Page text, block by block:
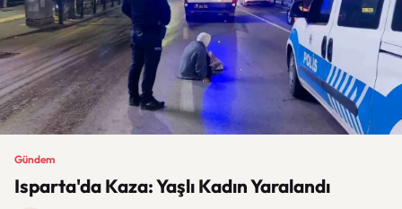
Gündem
Isparta'da Kaza: Yaşlı Kadın Yaralandı